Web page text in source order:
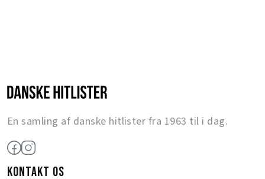
En samling af danske hitlister fra 1963 til i dag.
KONTAKT OS